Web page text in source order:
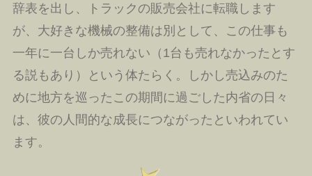
辞表を出し、トラックの販売会社に転職します
が、大好きな機械の整備は別として、この仕事も
一年に一台しか売れない（1台も売れなかったとす
る説もあり）という体たらく。しかし売込みのた
めに地方を巡ったこの期間に過ごした内省の日々
は、彼の人間的な成長につながったといわれてい
ます。